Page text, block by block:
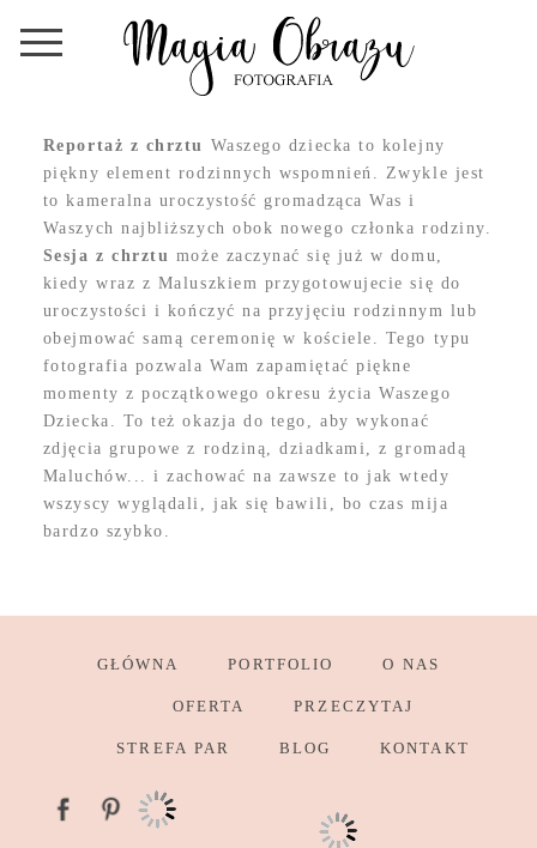
Reportaż z chrztu Waszego dziecka to kolejny
piękny element rodzinnych wspomnień. Zwykle jest
to kameralna uroczystość gromadząca Was i
Waszych najbliższych obok nowego członka rodziny.
Sesja z chrztu może zaczynać się już w domu,
kiedy wraz z Maluszkiem przygotowujecie się do
uroczystości i kończyć na przyjęciu rodzinnym lub
obejmować samą ceremonię w kościele. Tego typu
fotografia pozwala Wam zapamiętać piękne
momenty z początkowego okresu życia Waszego
Dziecka. To też okazja do tego, aby wykonać
zdjęcia grupowe z rodziną, dziadkami, z gromadą
Maluchów... i zachować na zawsze to jak wtedy
wszyscy wyglądali, jak się bawili, bo czas mija
bardzo szybko.
GŁÓWNA PORTFOLIO O NAS
OFERTA PRZECZYTAJ
STREFA PAR BLOG KONTAKT